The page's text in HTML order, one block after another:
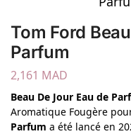
Tom Ford
Parfum
2,161 MAD
Beau De Jour Eau de
Aromatique Fougère
Parfum a été lancé en